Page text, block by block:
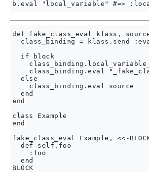
def fake_class_eval klass,
class_binding = klass.send
  if block
class_binding.eval
  else
    class_binding.eval source
  end
end
class Example
end
fake_class_eval Example, <<-
  def self.foo
    :foo
  end
BLOCK